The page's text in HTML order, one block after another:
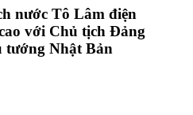
nước Tô Lâm điện
với Chủ tịch Đảng
tướng Nhật Bản